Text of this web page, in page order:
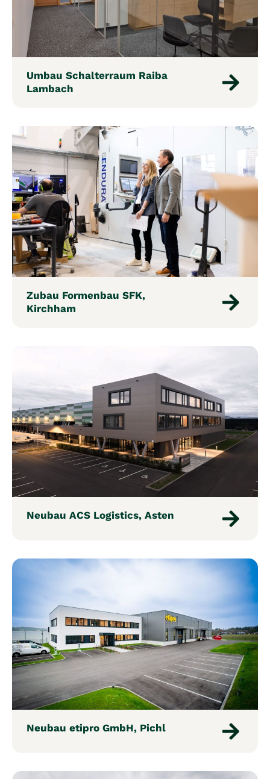
Umbau Schalterraum Raiba
Lambach
Zubau Formenbau SFK,
Kirchham
Neubau ACS Logistics, Asten
Neubau etipro GmbH, Pichl